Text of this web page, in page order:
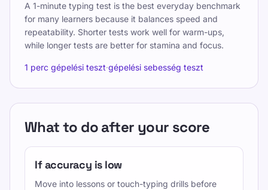
A 1-minute typing test is the best everyday benchmark
for many learners because it balances speed and
repeatability. Shorter tests work well for warm-ups,
while longer tests are better for stamina and focus.
1 perc gépelési teszt·gépelési sebesség teszt
What to do after your score
If accuracy is low
Move into lessons or touch-typing drills before